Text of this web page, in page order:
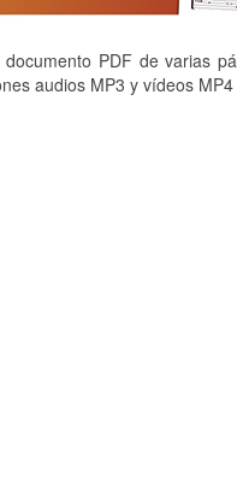
PDF de varias
audios MP3 y vídeos